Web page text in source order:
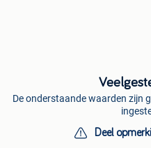
De onderstaande waarden zijn
Deel